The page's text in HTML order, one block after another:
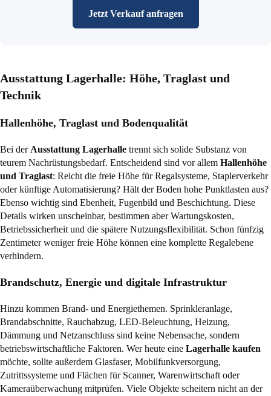
Jetzt Verkauf anfragen
Ausstattung Lagerhalle: Höhe, Traglast und
Technik
Hallenhöhe, Traglast und Bodenqualität
Bei der Ausstattung Lagerhalle trennt sich solide Substanz von
teurem Nachrüstungsbedarf. Entscheidend sind vor allem Hallenhöhe
und Traglast: Reicht die freie Höhe für Regalsysteme, Staplerverkehr
oder künftige Automatisierung? Hält der Boden hohe Punktlasten aus?
Ebenso wichtig sind Ebenheit, Fugenbild und Beschichtung. Diese
Details wirken unscheinbar, bestimmen aber Wartungskosten,
Betriebssicherheit und die spätere Nutzungsflexibilität. Schon fünfzig
Zentimeter weniger freie Höhe können eine komplette Regalebene
verhindern.
Brandschutz, Energie und digitale Infrastruktur
Hinzu kommen Brand- und Energiethemen. Sprinkleranlage,
Brandabschnitte, Rauchabzug, LED-Beleuchtung, Heizung,
Dämmung und Netzanschluss sind keine Nebensache, sondern
betriebswirtschaftliche Faktoren. Wer heute eine Lagerhalle kaufen
möchte, sollte außerdem Glasfaser, Mobilfunkversorgung,
Zutrittssysteme und Flächen für Scanner, Warenwirtschaft oder
Kameraüberwachung mitprüfen. Viele Objekte scheitern nicht an der